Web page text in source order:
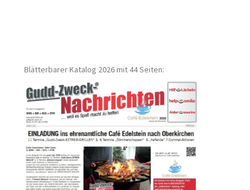
Blätterbarer Katalog 2026 mit 44 Seiten: